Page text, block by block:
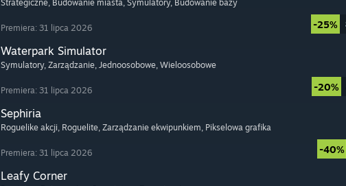
Strategiczne, Budowanie miasta, Symulatory, Budowanie bazy
Premiera: 31 lipca 2026 -25%
Waterpark Simulator
Symulatory, Zarządzanie, Jednoosobowe, Wieloosobowe
Premiera: 31 lipca 2026 -20%
Sephiria
Roguelike akcji, Roguelite, Zarządzanie ekwipunkiem, Pikselowa grafika
Premiera: 31 lipca 2026 -40%
Leafy Corner